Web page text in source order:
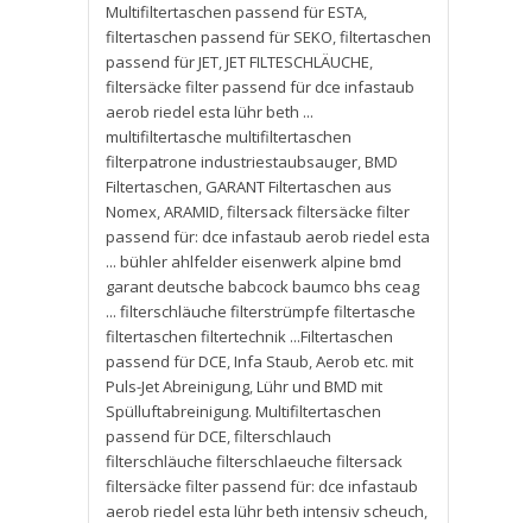
Multifiltertaschen passend für ESTA,
filtertaschen passend für SEKO,filtertaschen
passend für JET,JET FILTESCHLÄUCHE,
filtersäcke filter passend für dce infastaub
aerob riedel esta lühr beth ...
multifiltertasche multifiltertaschen
filterpatrone industriestaubsauger,BMD
Filtertaschen, GARANT Filtertaschen aus
Nomex,ARAMID,filtersack filtersäcke filter
passend für: dce infastaub aerob riedel esta
... bühler ahlfelder eisenwerk alpine bmd
garant deutsche babcock baumco bhs ceag
... filterschläuche filterstrümpfe filtertasche
filtertaschen filtertechnik ...Filtertaschen
passend für DCE,Infa Staub,Aerob etc. mit
Puls-Jet Abreinigung,Lühr und BMD mit
Spülluftabreinigung. Multifiltertaschen
passend für DCE,filterschlauch
filterschläuche filterschlaeuche filtersack
filtersäcke filter passend für: dce infastaub
aerob riedel esta lühr beth intensiv scheuch,